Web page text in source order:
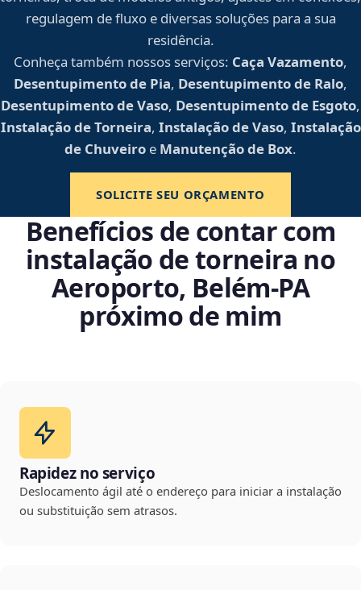
regulagem de fluxo e diversas soluções para a sua
residência.
Conheça também nossos serviços: Caça Vazamento,
Desentupimento de Pia, Desentupimento de Ralo,
Desentupimento de Vaso, Desentupimento de Esgoto,
Instalação de Torneira, Instalação de Vaso, Instalação
de Chuveiro e Manutenção de Box.
SOLICITE SEU ORÇAMENTO
Benefícios de contar com
instalação de torneira no
Aeroporto, Belém‑PA
próximo de mim
Rapidez no serviço
Deslocamento ágil até o endereço para iniciar a instalação
ou substituição sem atrasos.